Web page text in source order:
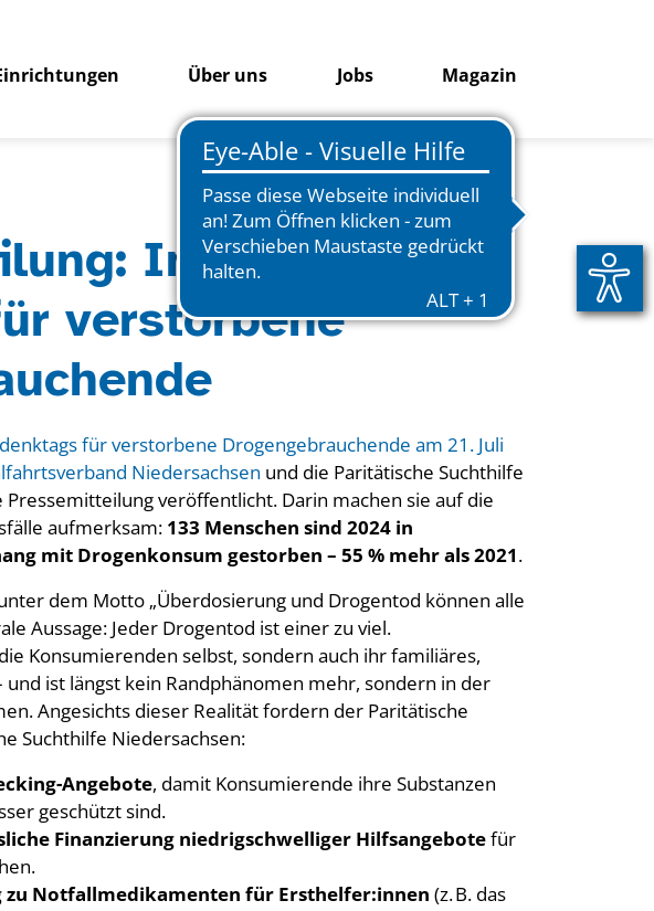
Über uns Jobs Magazin
Internationaler
verstorbene
für verstorbene Drogengebrauchende am 21. Juli
Niedersachsen und die Paritätische Suchthilfe
veröffentlicht. Darin machen sie auf die
aufmerksam: 133 Menschen sind 2024 in
mit Drogenkonsum gestorben – 55 % mehr als 2021.
dem Motto „Überdosierung und Drogentod können alle
Aussage: Jeder Drogentod ist einer zu viel.
Konsumierenden selbst, sondern auch ihr familiäres,
ist längst kein Randphänomen mehr, sondern in der
Angesichts dieser Realität fordern der Paritätische
Suchthilfe Niedersachsen:
Angebote, damit Konsumierende ihre Substanzen
geschützt sind.
Finanzierung niedrigschwelliger Hilfsangebotefür
zu Notfallmedikamenten für Ersthelfer:innen (z. B. das